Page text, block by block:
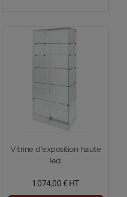
Voir plus
Vitrine d'exposition haute
led
1 074,00 € HT